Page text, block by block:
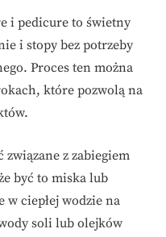
i pedicure to świetny
i stopy bez potrzeby
Proces ten można
które pozwolą na
związane z zabiegiem
być to miska lub
w ciepłej wodzie na
soli lub olejków